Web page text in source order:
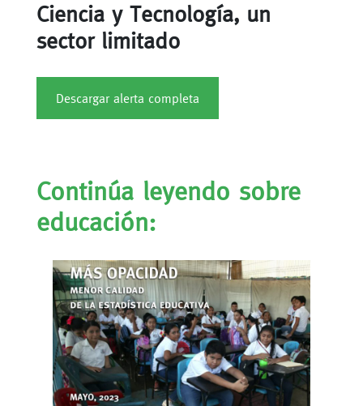
Ciencia y Tecnología, un
sector limitado
Descargar alerta completa
Continúa leyendo sobre
educación: